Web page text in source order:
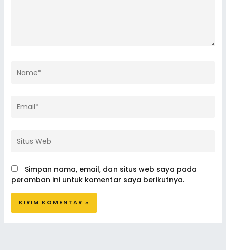
Web
Simpan nama, email, dan situs web saya pada
peramban ini untuk komentar saya berikutnya.